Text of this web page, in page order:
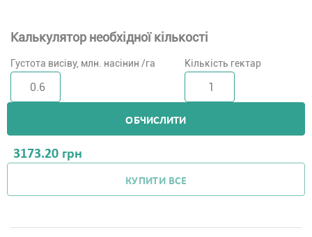
Калькулятор необхідної кількості
Густота висіву, млн. насінин /га Кількість гектар
ОБЧИСЛИТИ
3173.20 грн
КУПИТИ ВСЕ